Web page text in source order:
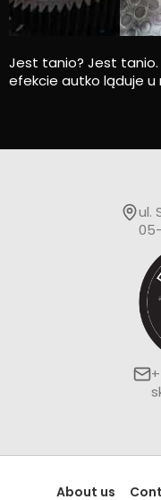
Jest tanio? Jest
efekcie autko ląduje u
ul.
About us